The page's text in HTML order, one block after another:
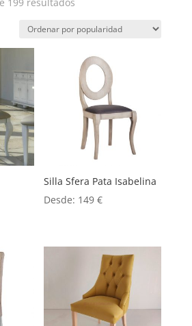
popularidad
Silla Sfera Pata Isabelina
Desde: 149€